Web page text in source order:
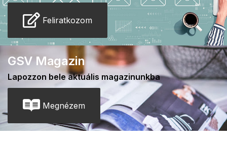
Feliratkozom
GSV Magazin
Lapozzon bele aktuális magazinunkba
Megnézem